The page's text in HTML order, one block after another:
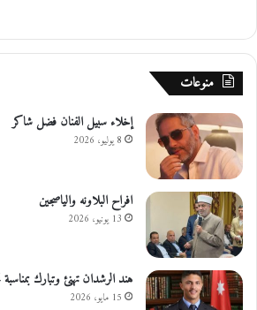
منوعات
إخلاء سبيل الفنان فضل شاكر
8 يوليو، 2026
افراح البلاونه والياصجين
13 يونيو، 2026
هند الرشدان تهنئ وتبارك
15 مايو، 2026